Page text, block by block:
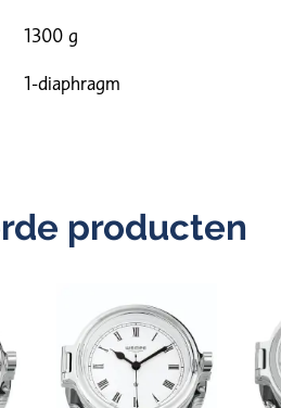
1300 g
1-diaphragm
producten